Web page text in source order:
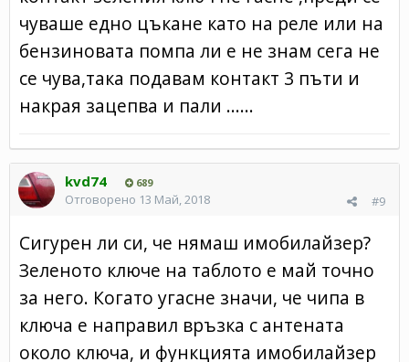
чуваше едно цъкане като на реле или на
бензиновата помпа ли е не знам сега не
се чува,така подавам контакт 3 пъти и
накрая зацепва и пали ......
kvd74 689
#9
Отговорено 13 Май, 2018
Сигурен ли си, че нямаш имобилайзер?
Зеленото ключе на таблото е май точно
за него. Когато угасне значи, че чипа в
ключа е направил връзка с антената
около ключа, и функцията имобилайзер